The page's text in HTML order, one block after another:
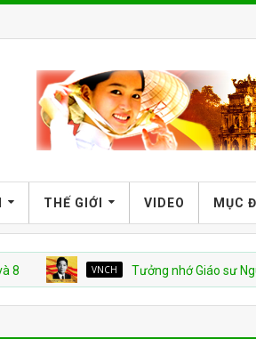
THẾ GIỚI VIDEO MỤC
VNCH Tưởng nhớ Giáo sư Nguyễn